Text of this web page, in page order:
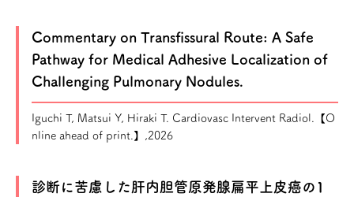
Commentary on Transfissural Route: A Safe
Pathway for Medical Adhesive Localization of
Challenging Pulmonary Nodules.
Iguchi T, Matsui Y, Hiraki T. Cardiovasc Intervent Radiol.【O
nline ahead of print.】,2026
診断に苦慮した肝内胆管原発腺扁平上皮癌の1